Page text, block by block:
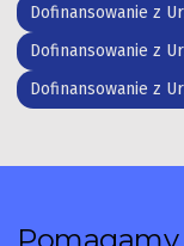
Dofinansowanie z
Dofinansowanie z
Dofinansowanie z